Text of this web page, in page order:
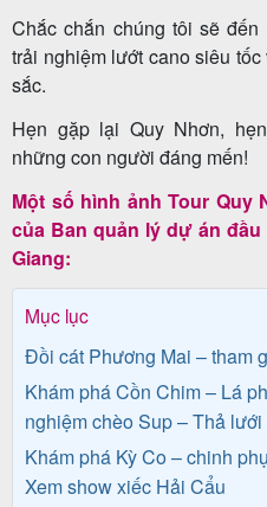
Tin
du
Về
Quy
Tourist
Cảm
nhận
khách
Chắc chắn chúng tôi sẽ
trải nghiệm lướt cano siêu
sắc.
Hẹn gặp lại Quy Nhơn,
những con người đáng mến!
Một số hình ảnh Tour Quy
của Ban quản lý dự án
Giang:
Mục lục
Đồi cát Phương Mai – tham
Khám phá Cồn Chim – Lá
nghiệm chèo Sup – Thả
Khám phá Kỳ Co – chinh
Xem show xiếc Hải Cẩu